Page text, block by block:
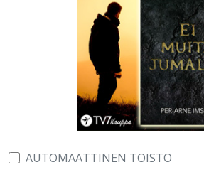
AUTOMAATTINEN TOISTO